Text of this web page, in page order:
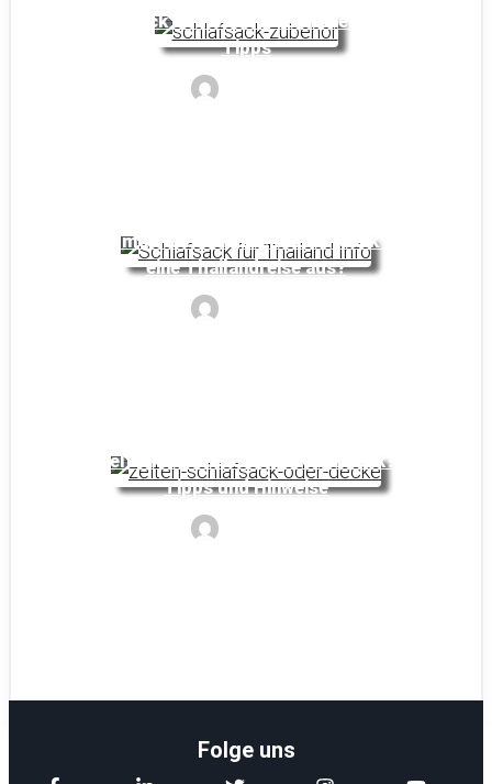
Schlafsack Zubehör: Wissenswertes und
Tipps
Was macht einen guten Schlafsack für
eine Thailandreise aus?
Zelten mit Decke oder Schlafsack?
Tipps und Hinweise
Folge uns